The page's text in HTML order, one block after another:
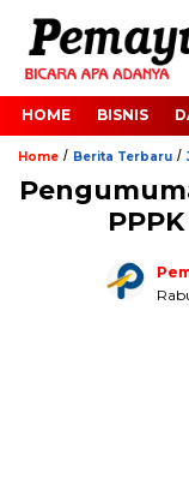
HOME BISNIS
Home / Berita Terbaru /